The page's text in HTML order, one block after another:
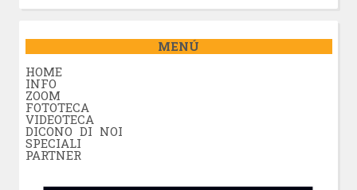
MENÚ
HOME
INFO
ZOOM
FOTOTECA
VIDEOTECA
DICONO DI NOI
SPECIALI
PARTNER